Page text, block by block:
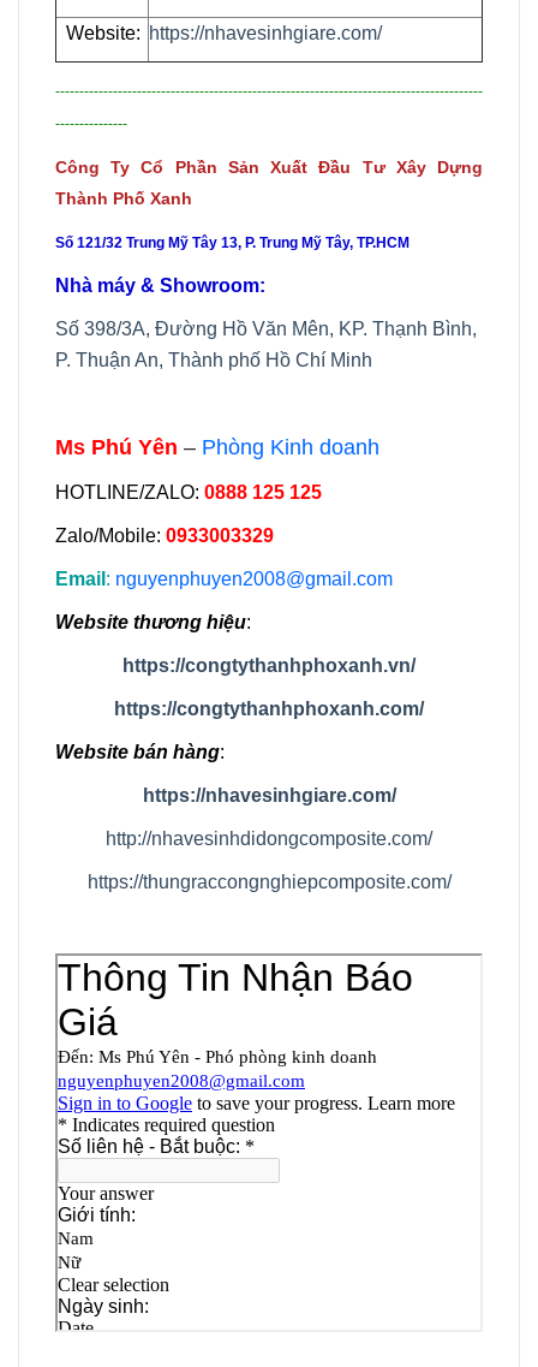
Website: https://nhavesinhgiare.com/
-----------------------------------------------------------------------------------------
---------------
Công Ty Cổ Phần Sản Xuất Đầu Tư Xây Dựng
Thành Phố Xanh
Số 121/32 Trung Mỹ Tây 13, P. Trung Mỹ Tây, TP.HCM
Nhà máy & Showroom:
Số 398/3A, Đường Hồ Văn Mên, KP. Thạnh Bình,
P. Thuận An, Thành phố Hồ Chí Minh
Ms Phú Yên – Phòng Kinh doanh
HOTLINE/ZALO: 0888 125 125
Zalo/Mobile: 0933003329
Email : nguyenphuyen2008@gmail.com
Website thương hiệu:
https://congtythanhphoxanh.vn/
https://congtythanhphoxanh.com/
Website bán hàng:
https://nhavesinhgiare.com/
http://nhavesinhdidongcomposite.com/
https://thungraccongnghiepcomposite.com/